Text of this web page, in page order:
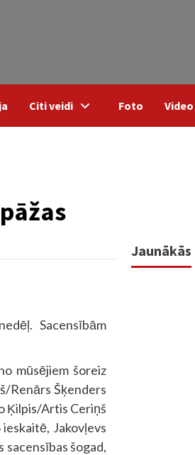
Citi veidi Foto Video
Sacensībām
mūsējiem šoreiz
Renārs Šķenders
Ķilpis/Artis Ceriņš
Jakovļevs
šogad,
Jaunākās